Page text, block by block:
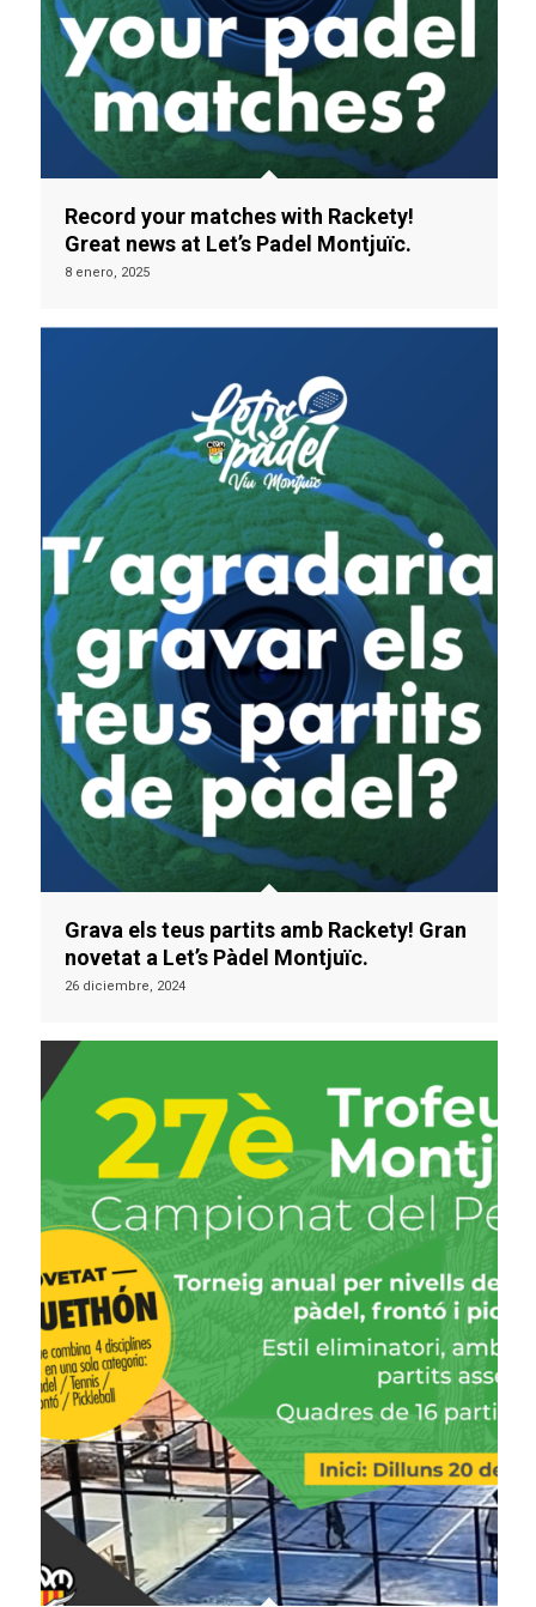
Record your matches with Rackety!
Great news at Let’s Padel Montjuïc.
8 enero, 2025
Grava els teus partits amb Rackety! Gran
novetat a Let’s Pàdel Montjuïc.
26 diciembre, 2024